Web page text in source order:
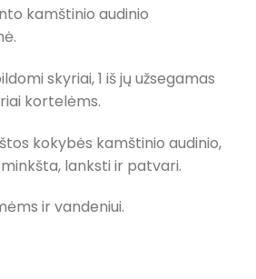
kamštinio audinio
skyriai, 1 iš jų užsegamas
kortelėms.
kokybės kamštinio audinio,
lanksti ir patvari.
ir vandeniui.